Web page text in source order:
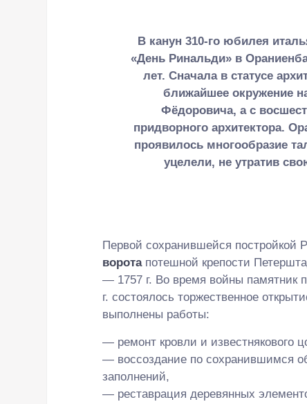
В канун 310-го юбилея
«День Ринальди» в
лет. Сначала в статусе
ближайшее окружение
Фёдоровича, а с
придворного архитектора.
проявилось многообразие
уцелели, не утратив
Первой сохранившейся постройкой
воротапотешной крепости
— 1757 г. Во время войны памятник
г. состоялось торжественное
выполнены работы:
— ремонт кровли и известнякового
— воссоздание по сохранившимся
заполнений,
— реставрация деревянных